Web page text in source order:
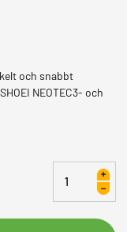
och snabbt
NEOTEC3- och
Intercom
SRL3
GT-